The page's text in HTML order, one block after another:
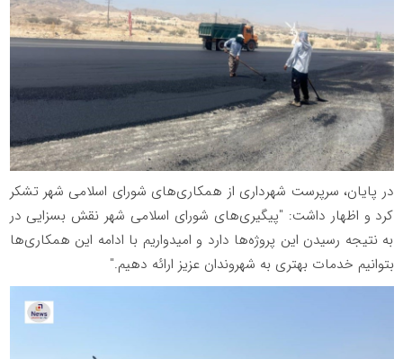
در پایان، سرپرست شهرداری از همکاری‌های شورای اسلامی شهر تشکر
کرد و اظهار داشت: "پیگیری‌های شورای اسلامی شهر نقش بسزایی در
به نتیجه رسیدن این پروژه‌ها دارد و امیدواریم با ادامه این همکاری‌ها
بتوانیم خدمات بهتری به شهروندان عزیز ارائه دهیم."